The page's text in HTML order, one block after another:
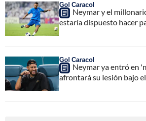
Gol Caracol
Neymar y el
estaría dispuesto hacer
Gol Caracol
Neymar ya entró en
afrontará su lesión bajo